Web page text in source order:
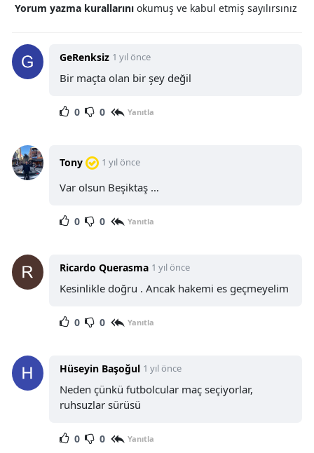
Yorum yazma kurallarını okumuş ve kabul etmiş sayılırsınız
GeRenksiz 1 yıl önce
Bir maçta olan bir şey değil
0 0 Yanıtla
Tony 1 yıl önce
Var olsun Beşiktaş …
0 0 Yanıtla
Ricardo Querasma 1 yıl önce
Kesinlikle doğru . Ancak hakemi es geçmeyelim
0 0 Yanıtla
Hüseyin Başoğul 1 yıl önce
Neden çünkü futbolcular maç seçiyorlar,
ruhsuzlar sürüsü
0 0 Yanıtla